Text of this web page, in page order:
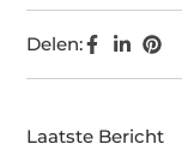
Delen:
Laatste Bericht